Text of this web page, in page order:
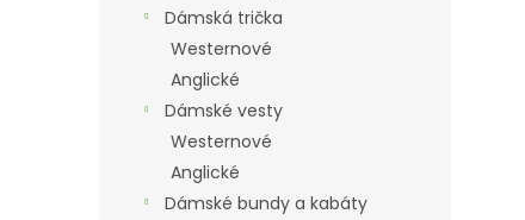
Dámská trička
Westernové
Anglické
Dámské vesty
Westernové
Anglické
Dámské bundy a kabáty